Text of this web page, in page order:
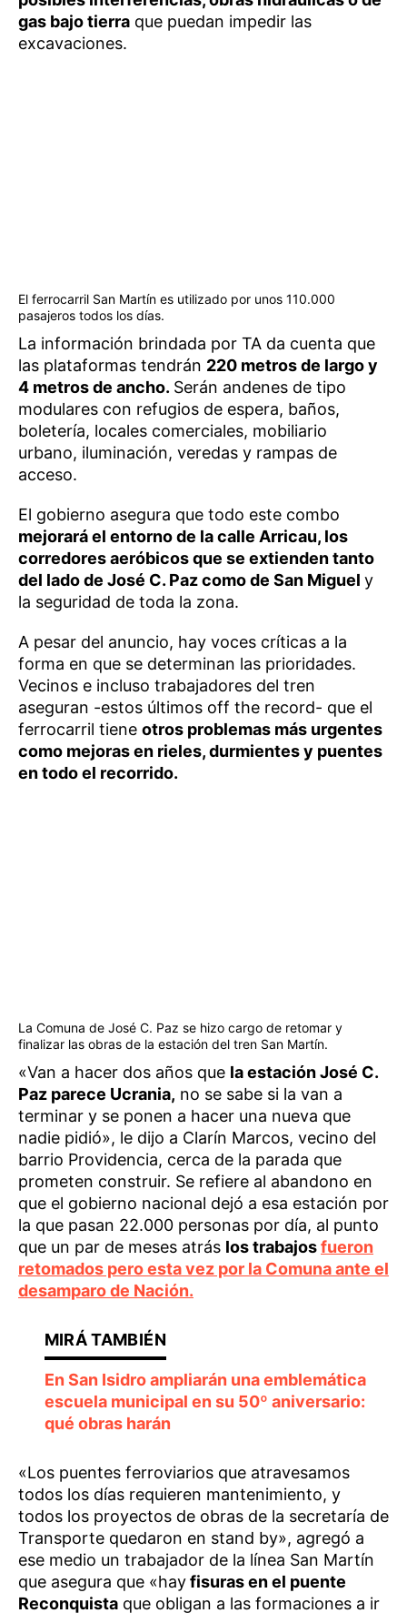
gas bajo tierra que puedan impedir las
excavaciones.
El ferrocarril San Martín es utilizado por unos 110.000
pasajeros todos los días.
La información brindada por TA da cuenta que
las plataformas tendrán 220 metros de largo y
4 metros de ancho. Serán andenes de tipo
modulares con refugios de espera, baños,
boletería, locales comerciales, mobiliario
urbano, iluminación, veredas y rampas de
acceso.
El gobierno asegura que todo este combo
mejorará el entorno de la calle Arricau, los
corredores aeróbicos que se extienden tanto
del lado de José C. Paz como de San Miguel y
la seguridad de toda la zona.
A pesar del anuncio, hay voces críticas a la
forma en que se determinan las prioridades.
Vecinos e incluso trabajadores del tren
aseguran -estos últimos off the record- que el
ferrocarril tiene otros problemas más urgentes
como mejoras en rieles, durmientes y puentes
en todo el recorrido.
La Comuna de José C. Paz se hizo cargo de retomar y
finalizar las obras de la estación del tren San Martín.
«Van a hacer dos años que la estación José C.
Paz parece Ucrania, no se sabe si la van a
terminar y se ponen a hacer una nueva que
nadie pidió», le dijo a Clarín Marcos, vecino del
barrio Providencia, cerca de la parada que
prometen construir. Se refiere al abandono en
que el gobierno nacional dejó a esa estación por
la que pasan 22.000 personas por día, al punto
que un par de meses atrás los trabajosfueron
retomados pero esta vez por la Comuna ante el
desamparo de Nación.
En San Isidro ampliarán una emblemática
escuela municipal en su 50º aniversario:
qué obras harán
«Los puentes ferroviarios que atravesamos
todos los días requieren mantenimiento, y
todos los proyectos de obras de la secretaría de
Transporte quedaron en stand by», agregó a
ese medio un trabajador de la línea San Martín
que asegura que «hayfisuras en el puente
Reconquista que obligan a las formaciones a ir